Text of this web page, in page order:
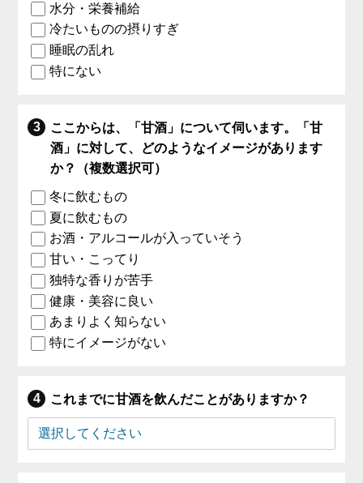
水分・栄養補給
冷たいものの摂りすぎ
睡眠の乱れ
特にない
ここからは、「甘酒」について伺います。「甘
酒」に対して、どのようなイメージがあります
か？（複数選択可）
冬に飲むもの
夏に飲むもの
お酒・アルコールが入っていそう
甘い・こってり
独特な香りが苦手
健康・美容に良い
あまりよく知らない
特にイメージがない
これまでに甘酒を飲んだことがありますか？